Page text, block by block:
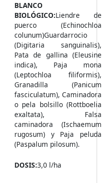
BLANCO
BIOLÓGICO:Liendre de
puerco (Echinochloa
colunum)Guardarrocio
(Digitaria sanguinalis),
Pata de gallina (Eleusine
indica), Paja mona
(Leptochloa filiformis),
Granadilla (Panicum
fasciculatum), Caminadora
o pela bolsillo (Rottboelia
exaltata), Falsa
caminadora (Ischaemum
rugosum) y Paja peluda
(Paspalum pilosum).
DOSIS:3,0 l/ha